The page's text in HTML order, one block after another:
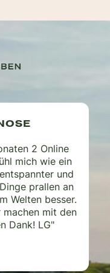
2 Online
mich wie ein
und
prallen an
Welten besser.
mit den
Dank! LG"